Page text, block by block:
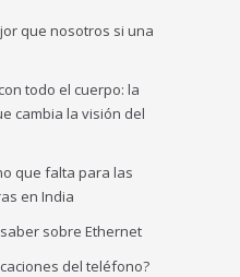
que nosotros si una
todo el cuerpo: la
cambia la visión del
que falta para las
en India
sobre Ethernet
del teléfono?